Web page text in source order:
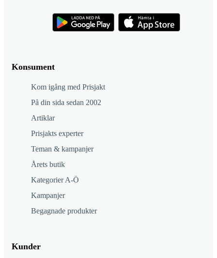
Konsument
Kom igång med Prisjakt
På din sida sedan 2002
Artiklar
Prisjakts experter
Teman & kampanjer
Årets butik
Kategorier A-Ö
Kampanjer
Begagnade produkter
Kunder